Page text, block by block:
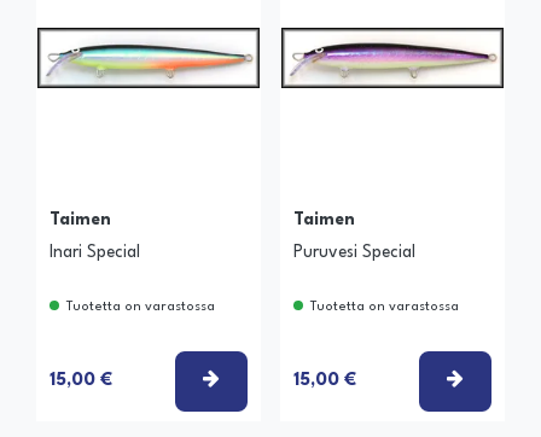
Taimen
Inari Special
Tuotetta on varastossa
15,00 € VALITSE VAIHTOEHTO
Taimen
Puruvesi Special
Tuotetta on varastossa
15,00 €